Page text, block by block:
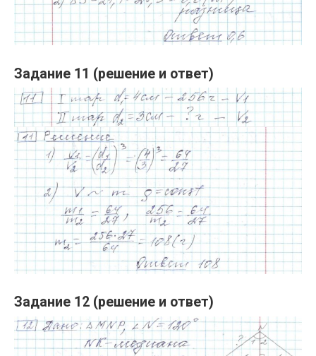
Задание 11 (решение и ответ)
Задание 12 (решение и ответ)